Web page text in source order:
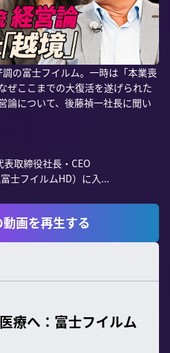
の富士フイルム。一時は「本業喪
ぜここまでの大復活を遂げられた
論について、後藤禎一社長に聞い
取締役社長・CEO
士フイルムHD）に入...
画を再生する
療へ：富士フイルム